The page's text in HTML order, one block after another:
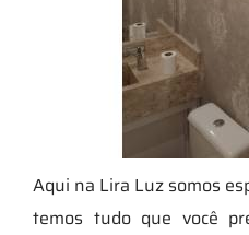
Aqui na Lira Luz somos
temos tudo que você